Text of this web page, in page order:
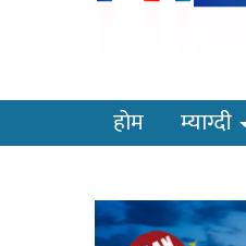
होम म्याग्दी